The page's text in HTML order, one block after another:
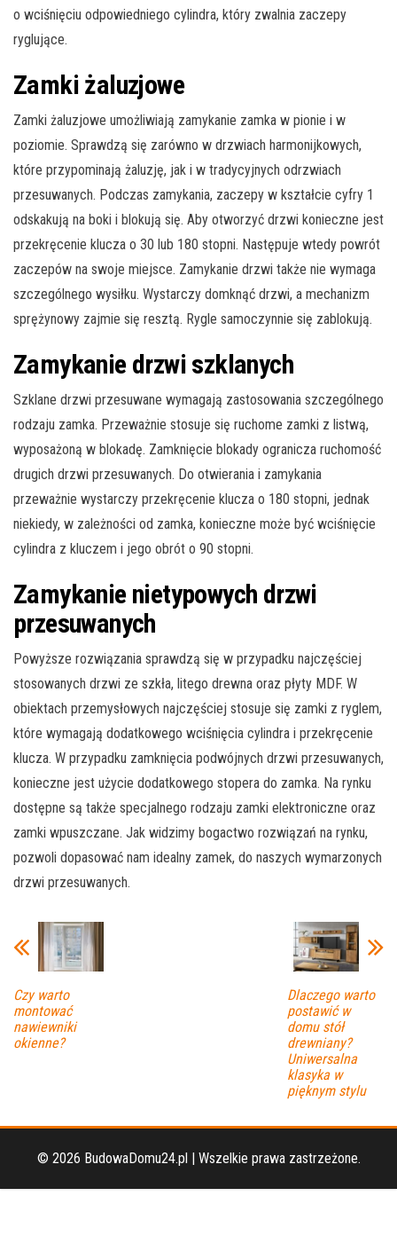
o wciśnięciu odpowiedniego cylindra, który zwalnia zaczepy
ryglujące.
Zamki żaluzjowe
Zamki żaluzjowe umożliwiają zamykanie zamka w pionie i w
poziomie. Sprawdzą się zarówno w drzwiach harmonijkowych,
które przypominają żaluzję, jak i w tradycyjnych odrzwiach
przesuwanych. Podczas zamykania, zaczepy w kształcie cyfry 1
odskakują na boki i blokują się. Aby otworzyć drzwi konieczne jest
przekręcenie klucza o 30 lub 180 stopni. Następuje wtedy powrót
zaczepów na swoje miejsce. Zamykanie drzwi także nie wymaga
szczególnego wysiłku. Wystarczy domknąć drzwi, a mechanizm
sprężynowy zajmie się resztą. Rygle samoczynnie się zablokują.
Zamykanie drzwi szklanych
Szklane drzwi przesuwane wymagają zastosowania szczególnego
rodzaju zamka. Przeważnie stosuje się ruchome zamki z listwą,
wyposażoną w blokadę. Zamknięcie blokady ogranicza ruchomość
drugich drzwi przesuwanych. Do otwierania i zamykania
przeważnie wystarczy przekręcenie klucza o 180 stopni, jednak
niekiedy, w zależności od zamka, konieczne może być wciśnięcie
cylindra z kluczem i jego obrót o 90 stopni.
Zamykanie nietypowych drzwi
przesuwanych
Powyższe rozwiązania sprawdzą się w przypadku najczęściej
stosowanych drzwi ze szkła, litego drewna oraz płyty MDF. W
obiektach przemysłowych najczęściej stosuje się zamki z ryglem,
które wymagają dodatkowego wciśnięcia cylindra i przekręcenie
klucza. W przypadku zamknięcia podwójnych drzwi przesuwanych,
konieczne jest użycie dodatkowego stopera do zamka. Na rynku
dostępne są także specjalnego rodzaju zamki elektroniczne oraz
zamki wpuszczane. Jak widzimy bogactwo rozwiązań na rynku,
pozwoli dopasować nam idealny zamek, do naszych wymarzonych
drzwi przesuwanych.
Czy warto
montować
nawiewniki
okienne?
Dlaczego warto
postawić w
domu stół
drewniany?
Uniwersalna
klasyka w
pięknym stylu
© 2026 BudowaDomu24.pl | Wszelkie prawa zastrzeżone.